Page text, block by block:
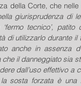
della Corte, che
giurisprudenza di
tecnico’, patito
di utilizzarlo durante il
anche in assenza
il danneggiato sia
dall’uso effettivo a
la sosta forzata è